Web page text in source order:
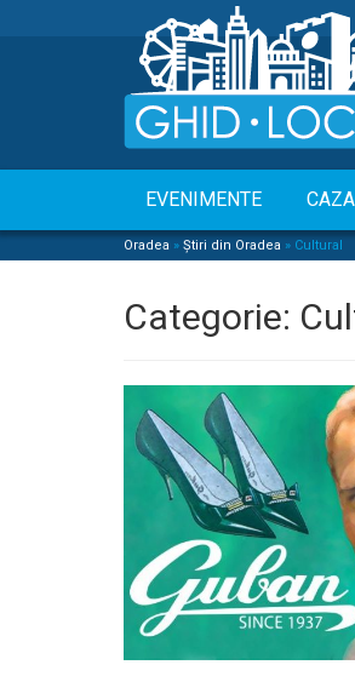
EVENIMENTE
Oradea » Știri din Oradea » Cultural
Categorie: